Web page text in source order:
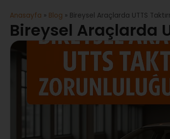
Anasayfa » Blog » Bireysel Araçlarda UTTS
Bireysel Araçlarda